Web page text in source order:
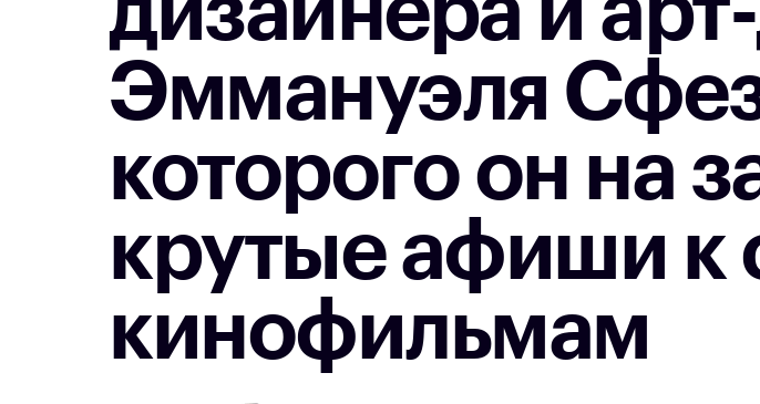
Эммануэля
которого он на
крутые афиши к
кинофильмам